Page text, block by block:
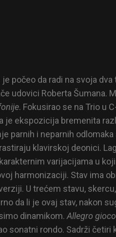
počeo da radi na svoja
udovici Roberta Šumana.
. Fokusirao se na Trio u
je ekspozicija bremenita
parnih i neparnih
klavirskoj deonici.
varijacijama u
harmonizaciji. Stav ima
U trećem stavu,
da li je ovaj stav, nakon
dinamikom. Allegro
sonatni rondo. Sadrži